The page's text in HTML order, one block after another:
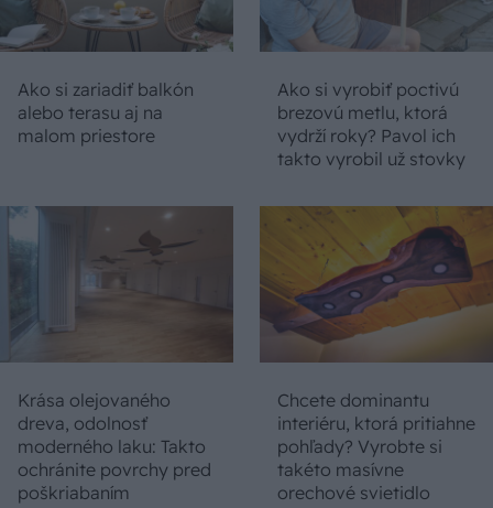
Ako si zariadiť balkón
alebo terasu aj na
malom priestore
Ako si vyrobiť poctivú
brezovú metlu, ktorá
vydrží roky? Pavol ich
takto vyrobil už stovky
Krása olejovaného
dreva, odolnosť
moderného laku: Takto
ochránite povrchy pred
poškriabaním
Chcete dominantu
interiéru, ktorá pritiahne
pohľady? Vyrobte si
takéto masívne
orechové svietidlo